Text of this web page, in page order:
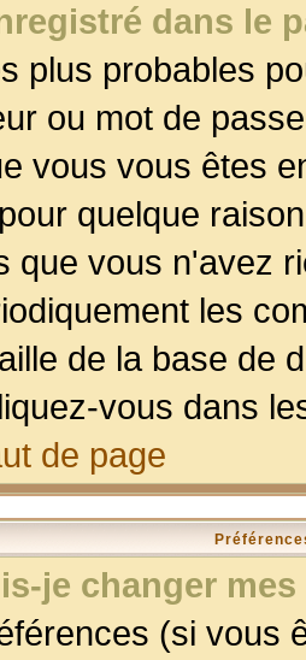
dans le
plus probables
ou mot de
vous vous êtes
quelque
que vous n'avez
les
de la base de
vous dans
de page
je changer
(si vous